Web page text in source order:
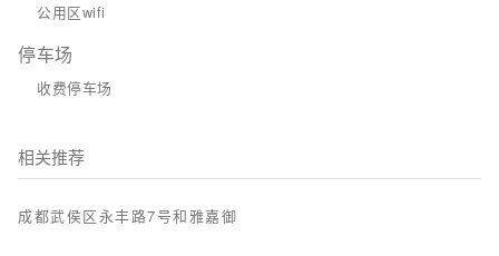
公用区wifi
停车场
收费停车场
相关推荐
成都武侯区永丰路7号和雅嘉御